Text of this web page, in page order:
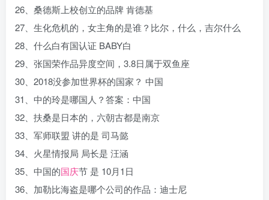
26、桑德斯上校创立的品牌 肯德基
27、生化危机的，女主角的是谁？比尔，什么，吉尔什么
28、什么白有国认证 BABY白
29、张国荣作品异度空间，3.8日属于双鱼座
30、2018没参加世界杯的国家？ 中国
31、中的玲是哪国人？答案：中国
32、扶桑是日本的，六朝古都是南京
33、军师联盟 讲的是 司马懿
34、火星情报局 局长是 汪涵
35、中国的国庆节 是 10月1日
36、加勒比海盗是哪个公司的作品：迪士尼